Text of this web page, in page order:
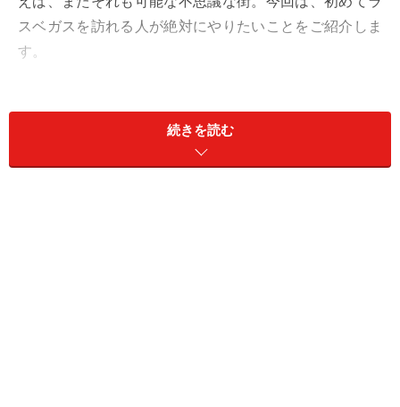
スベガスを訪れる人が絶対にやりたいことをご紹介しま
す。
1：世界の人達を魅了する無料のショーを見
続きを読む